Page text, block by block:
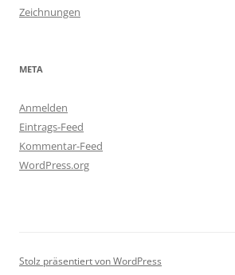
Zeichnungen
META
Anmelden
Eintrags-Feed
Kommentar-Feed
WordPress.org
Stolz präsentiert von WordPress